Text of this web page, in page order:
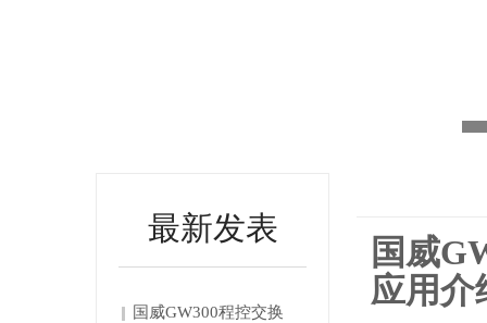
最新发表
国威GW300程控交换
国威
应用介